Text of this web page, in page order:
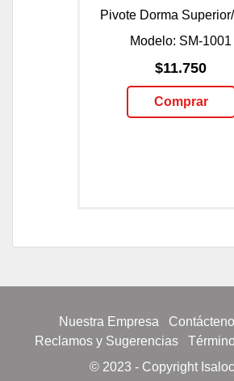
Pivote Dorma
Modelo: SM-1001
$11.750
Comprar
Nuestra Empresa
Reclamos y Sugerencias
© 2023 - Copyright